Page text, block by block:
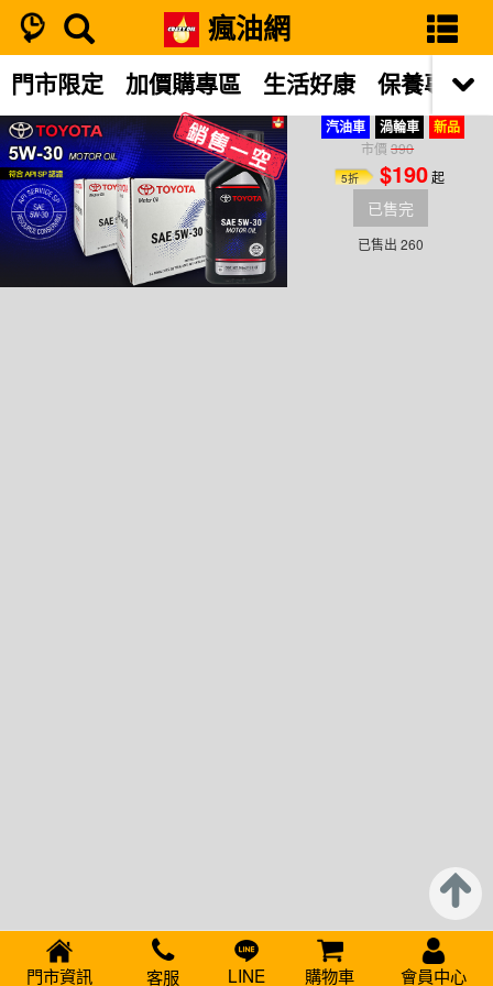
瘋油網
門市限定 加價購專區 生活好康 保養專區
搜尋結果
TOYOTA 5W-30 原廠機油
汽油車 渦輪車 新品
市價390
5折 $190起
已售完
已售出 260
門市資訊 客服 LINE 購物車 會員中心